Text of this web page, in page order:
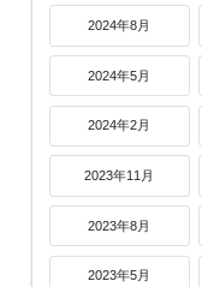
2024年8月
2024年5月
2024年2月
2023年11月
2023年8月
2023年5月